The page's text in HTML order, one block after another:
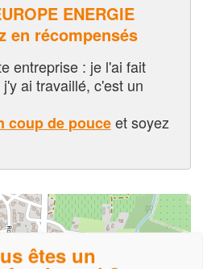
ENERGIE
en récompensés
entreprise : je l'ai fait
ai travaillé, c'est un
coup de pouceet soyez
êtes un